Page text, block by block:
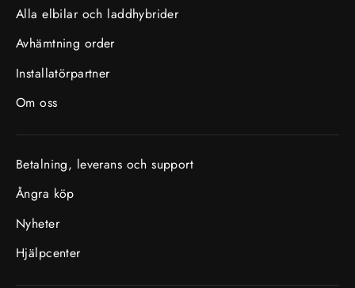
Alla elbilar och laddhybrider
Avhämtning order
Installatörpartner
Om oss
Betalning, leverans och support
Ångra köp
Nyheter
Hjälpcenter